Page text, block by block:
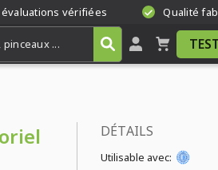
évaluations vérifiées Qualité
DÉTAILS
Utilisable avec: